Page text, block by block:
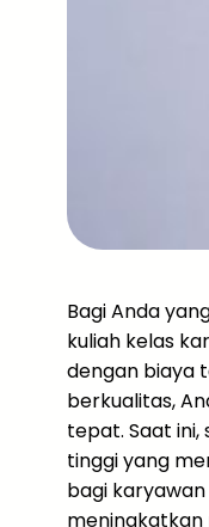
Bagi Anda
kuliah kelas
dengan biaya
berkualitas,
tepat. Saat
tinggi yang
bagi